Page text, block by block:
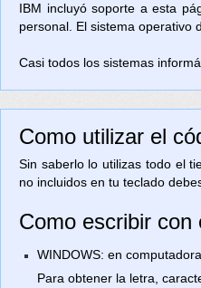
IBM incluyó soporte a esta
personal. El sistema operativo
Casi todos los sistemas
Como utilizar el
Sin saberlo lo utilizas todo el
no incluidos en tu teclado
Como escribir
WINDOWS: en
Para obtener la letra,